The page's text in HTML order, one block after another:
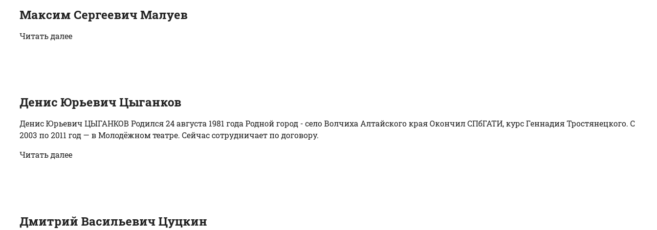
Максим Сергеевич Малуев
Читать далее
Денис Юрьевич Цыганков
Денис Юрьевич ЦЫГАНКОВ Родился 24 августа 1981 года Родной город - село Волчиха Алтайского края Окончил СПбГАТИ, курс Геннадия Тростянецкого. С
2003 по 2011 год — в Молодёжном театре. Сейчас сотрудничает по договору.
Читать далее
Дмитрий Васильевич Цуцкин